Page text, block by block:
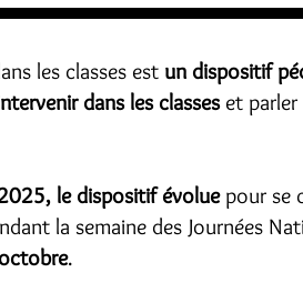
les classes est un dispositif
dans les classeset parler
le dispositif évolue pour se
la semaine des Journées
.